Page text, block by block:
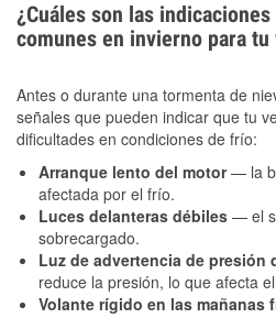
¿Cuáles son las
comunes en invierno para tu
Antes o durante una tormenta de
señales que pueden indicar que tu
dificultades en condiciones de frío:
Arranque lento del motor— la
afectada por el frío.
Luces delanteras débiles — el
sobrecargado.
Luz de advertencia de presión
reduce la presión, lo que afecta
Volante rígido en las mañanas